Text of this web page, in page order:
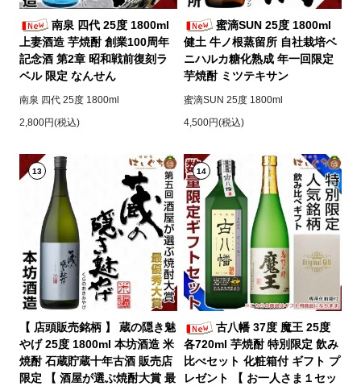
南泉 四代 25度 1800ml
上妻酒造 芋焼酎 創業100周年
記念酒 第2章 昭和戦前復刻ラ
ベル 限定 なんせん
南泉 四代 25度 1800ml
2,800円(税込)
蜜滴SUN 25度 1800ml
健土 牛ノ根蒸留所 自社栽培ベ
ニハルカ糖化熟成 年一回限定
芋焼酎 ミツテキサン
蜜滴SUN 25度 1800ml
4,500円(税込)
13
【 店頭販売銘柄 】 蔵の隠き魅
やげ 25度 1800ml 本坊酒造 米
焼酎 石蔵貯蔵十年古酒 販売店
限定 【 酒屋が選ぶ焼酎大賞 最
14
古八幡 37度 魔王 25度
各720ml 芋焼酎 特別限定 飲み
比べセット 化粧箱付 ギフト プ
レゼント 【 お一人さま１セッ